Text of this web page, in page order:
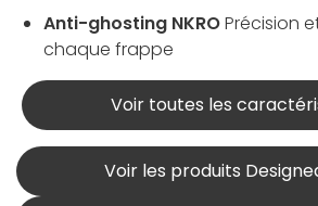
Anti-ghosting NKROPrécision
chaque frappe
Voir toutes les
Voir les produits